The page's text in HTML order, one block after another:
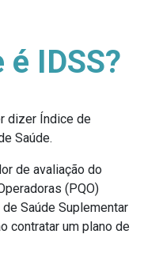
IDSS?
dizer Índice de
Saúde.
de avaliação do
(PQO)
Saúde Suplementar
contratar um plano de